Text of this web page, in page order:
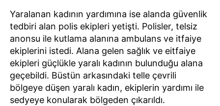
Yaralanan kadının yardımına ise alanda güvenlik
tedbiri alan polis ekipleri yetişti. Polisler, telsiz
anonsu ile kutlama alanına ambulans ve itfaiye
ekiplerini istedi. Alana gelen sağlık ve eitfaiye
ekipleri güçlükle yaralı kadının bulunduğu alana
geçebildi. Büstün arkasındaki telle çevrili
bölgeye düşen yaralı kadın, ekiplerin yardımı ile
sedyeye konularak bölgeden çıkarıldı.